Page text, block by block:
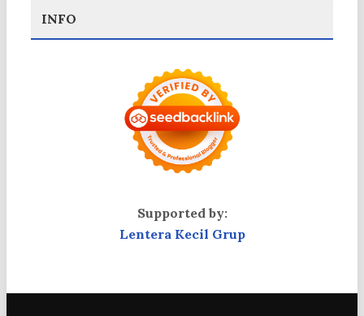
INFO
Supported by:
Lentera Kecil Grup